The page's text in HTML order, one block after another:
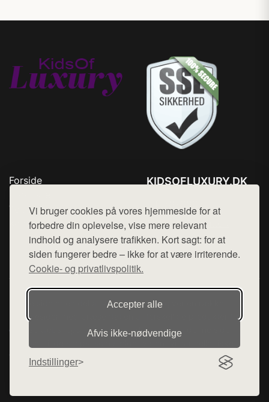
Vi bruger cookies på vores hjemmeside for at
forbedre din oplevelse, vise mere relevant
indhold og analysere trafikken. Kort sagt: for at
siden fungerer bedre – ikke for at være irriterende.
Cookie- og privatlivspolitik.
Accepter alle
Afvis ikke‑nødvendige
Indstillinger
Forside
Top Rabatter
Kontakt
KIDSOFLUXURY.DK
Mail: hej@want.dk
Cookie- og privatlivspolitik
Denne side er en del af want.dk, der udgiver en række
hjemmesider med præsentation af forskellige produkter fra
diverse webshops. Der sælges ikke varer fra denne side - vi
henviser til de shops, som sælger varen. Vi har heller ikke
varerne på lager.